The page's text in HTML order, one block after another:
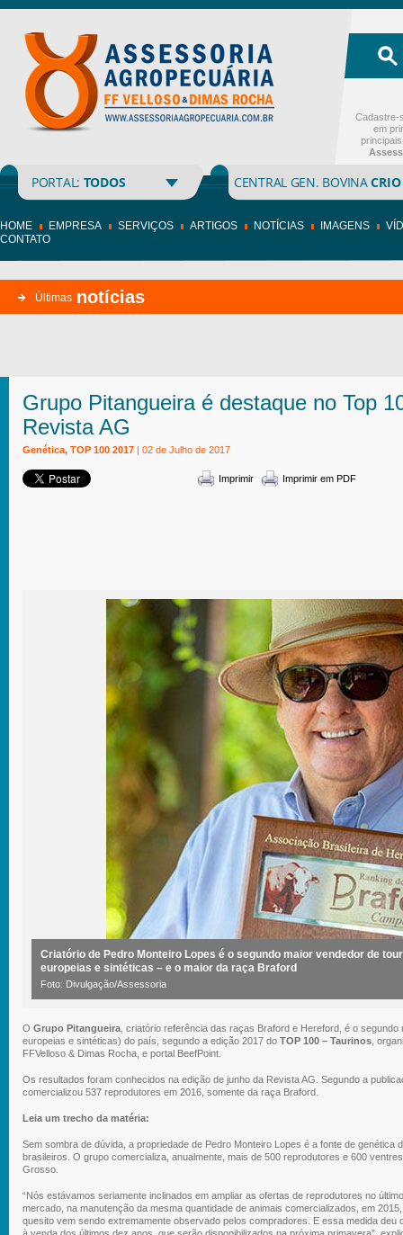
PORTAL: TODOS CENTRAL GEN. BOVINACRIO
Cadastre-
em
HOME EMPRESA SERVIÇOS ARTIGOS NOTÍCIAS IMAGENS
CONTATO
Últimas notícias
Grupo Pitangueira é destaque no Top
Revista AG
Genética, TOP 100 2017 | 02 de Julho de 2017
Imprimir Imprimir em PDF
Criatório de Pedro Monteiro Lopes é o segundo maior vendedor de
europeias e sintéticas – e o maior da raça Braford
Foto: Divulgação/Assessoria
O Grupo Pitangueira , criatório referência das raças Braford e Hereford, é o
europeias e sintéticas) do país, segundo a edição 2017 do TOP 100 – Taurinos ,
FFVelloso & Dimas Rocha, e portal BeefPoint.
Os resultados foram conhecidos na edição de junho da Revista AG. Segundo a
comercializou 537 reprodutores em 2016, somente da raça Braford.
Leia um trecho da matéria:
Sem sombra de dúvida, a propriedade de Pedro Monteiro Lopes é a fonte de genética
brasileiros. O grupo comercializa, anualmente, mais de 500 reprodutores e 600
Grosso.
“Nós estávamos seriamente inclinados em ampliar as ofertas de reprodutores no
mercado, na manutenção da mesma quantidade de animais comercializados, em
quesito vem sendo extremamente observado pelos compradores. E essa medida deu